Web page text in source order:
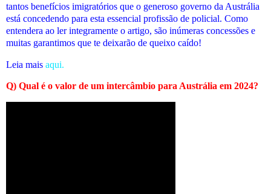
tantos benefícios imigratórios que o generoso governo da Austrália
está concedendo para esta essencial profissão de policial. Como
entendera ao ler integramente o artigo, são inúmeras concessões e
muitas garantimos que te deixarão de queixo caído!
Leia mais aqui.
Q) Qual é o valor de um intercâmbio para Austrália em 2024?